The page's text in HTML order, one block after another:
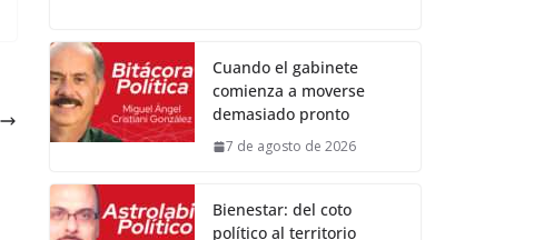
Cuando el gabinete
comienza a moverse
demasiado pronto
7 de agosto de 2026
Bienestar: del coto
político al territorio